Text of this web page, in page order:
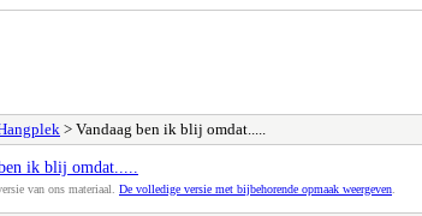
> Vandaag ben ik blij omdat.....
ik blij omdat.....
van ons materiaal. De volledige versie met bijbehorende opmaak weergeven